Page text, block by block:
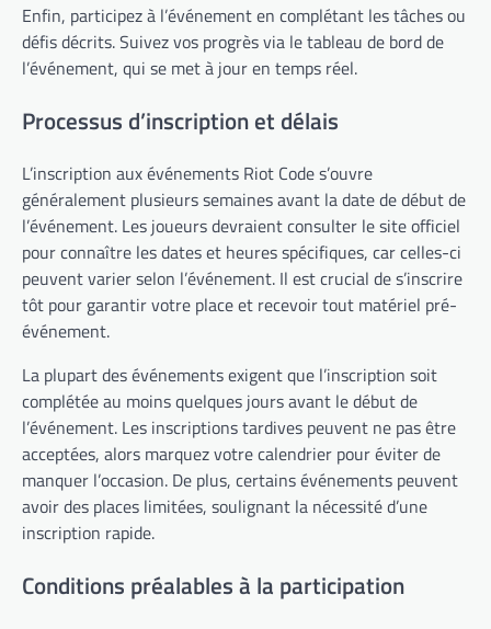
Enfin, participez à l’événement en complétant les tâches ou
défis décrits. Suivez vos progrès via le tableau de bord de
l’événement, qui se met à jour en temps réel.
Processus d’inscription et délais
L’inscription aux événements Riot Code s’ouvre
généralement plusieurs semaines avant la date de début de
l’événement. Les joueurs devraient consulter le site officiel
pour connaître les dates et heures spécifiques, car celles-ci
peuvent varier selon l’événement. Il est crucial de s’inscrire
tôt pour garantir votre place et recevoir tout matériel pré-
événement.
La plupart des événements exigent que l’inscription soit
complétée au moins quelques jours avant le début de
l’événement. Les inscriptions tardives peuvent ne pas être
acceptées, alors marquez votre calendrier pour éviter de
manquer l’occasion. De plus, certains événements peuvent
avoir des places limitées, soulignant la nécessité d’une
inscription rapide.
Conditions préalables à la participation